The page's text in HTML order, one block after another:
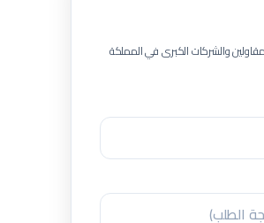
والشركات الكبرى في المملكة